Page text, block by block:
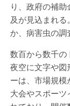
り、政府の補
及が見込まれ
か、病害虫の調
数百から数千
夜空に文字や図
ーは、市場規
大会やスポー